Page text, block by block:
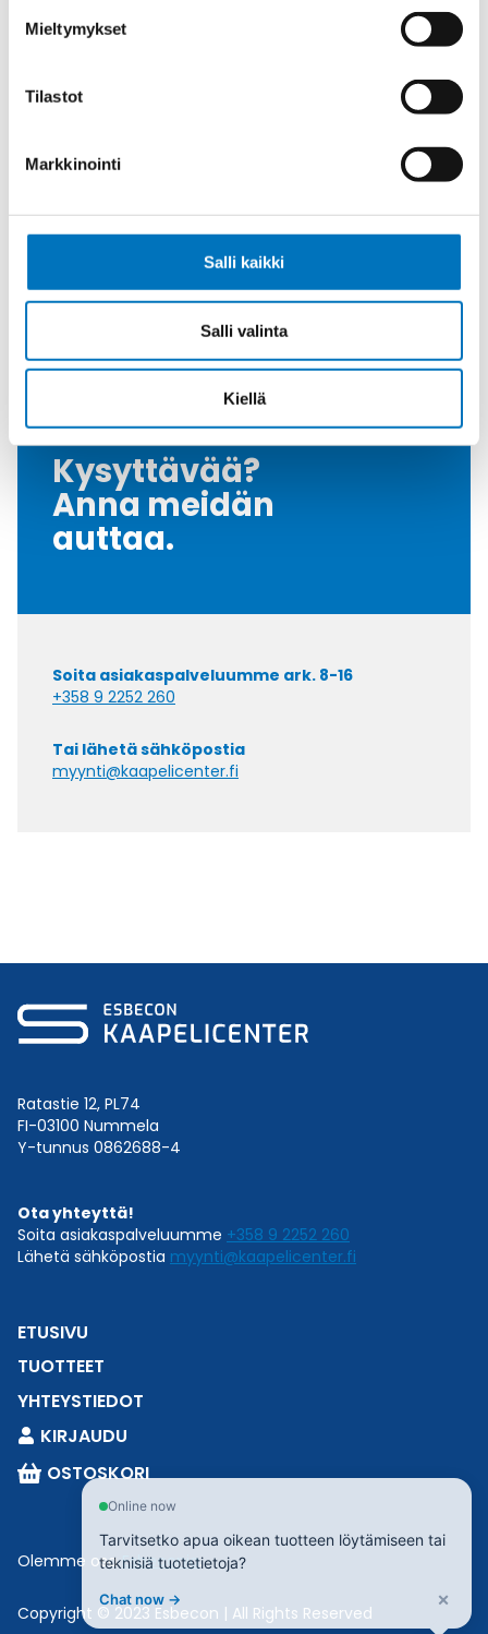
Mieltymykset
Tilastot
Markkinointi
Salli kaikki
Salli valinta
Kiellä
II 1D Ex ta IIIC Da;II 2G Ex eb IIC Gb
CE;IECEx;EAC;ATEX;DNV-
Halkasija Min.[Mm]
24
24 - 32 mm
32
Tiiviste
NBR
Vedonpoisto-osa
Metallized polyamide
Kysyttävää?
Anna meidän
auttaa.
Soita asiakaspalveluumme ark. 8-16
+358 9 2252 260
Tai lähetä sähköpostia
myynti@kaapelicenter.fi
Ratastie 12, PL74
FI-03100 Nummela
Y-tunnus 0862688-4
Ota yhteyttä!
Soita asiakaspalveluumme +358 9 2252 260
Lähetä sähköpostia myynti@kaapelicenter.fi
ETUSIVU
TUOTTEET
YHTEYSTIEDOT
KIRJAUDU
OSTOSKORI
Olemme osaEsbeconia.
Copyright © 2023 Esbecon | All Rights Reserved
Online now
Tarvitsetko apua oikean tuotteen löytämiseen tai
teknisiä tuotetietoja?
Chat now → ×